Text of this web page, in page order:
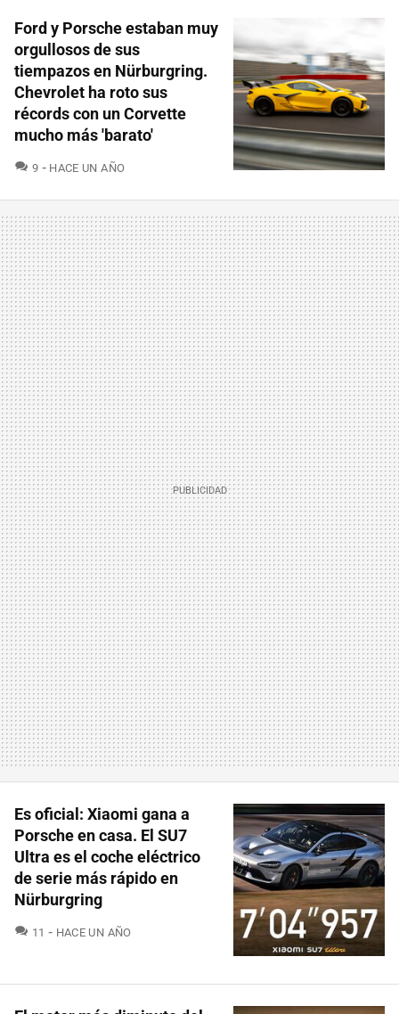
Ford y Porsche estaban muy
orgullosos de sus
tiempazos en Nürburgring.
Chevrolet ha roto sus
récords con un Corvette
mucho más 'barato'
9 COMENTARIOS
HACE UN AÑO
Es oficial: Xiaomi gana a
Porsche en casa. El SU7
Ultra es el coche eléctrico
de serie más rápido en
Nürburgring
11 COMENTARIOS
HACE UN AÑO